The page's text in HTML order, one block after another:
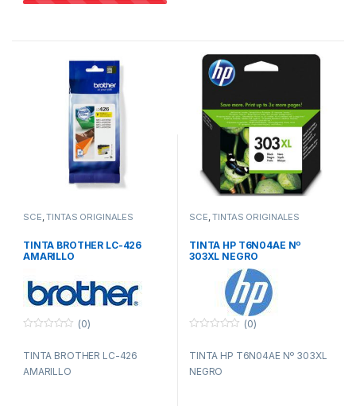
SCE,TINTAS ORIGINALES
TINTA BROTHER LC-426
AMARILLO
u
r
(0)
TINTA BROTHER LC-426
AMARILLO
SCE,TINTAS ORIGINALES
TINTA HP T6N04AE Nº
303XL NEGRO
u
r
(0)
TINTA HP T6N04AE Nº 303XL
NEGRO